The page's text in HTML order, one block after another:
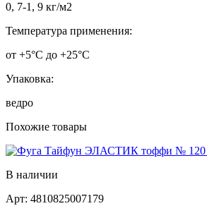
0, 7-1, 9 кг/м2
Температура применения:
от +5°С до +25°С
Упаковка:
ведро
Похожие товары
В наличии
Арт: 4810825007179